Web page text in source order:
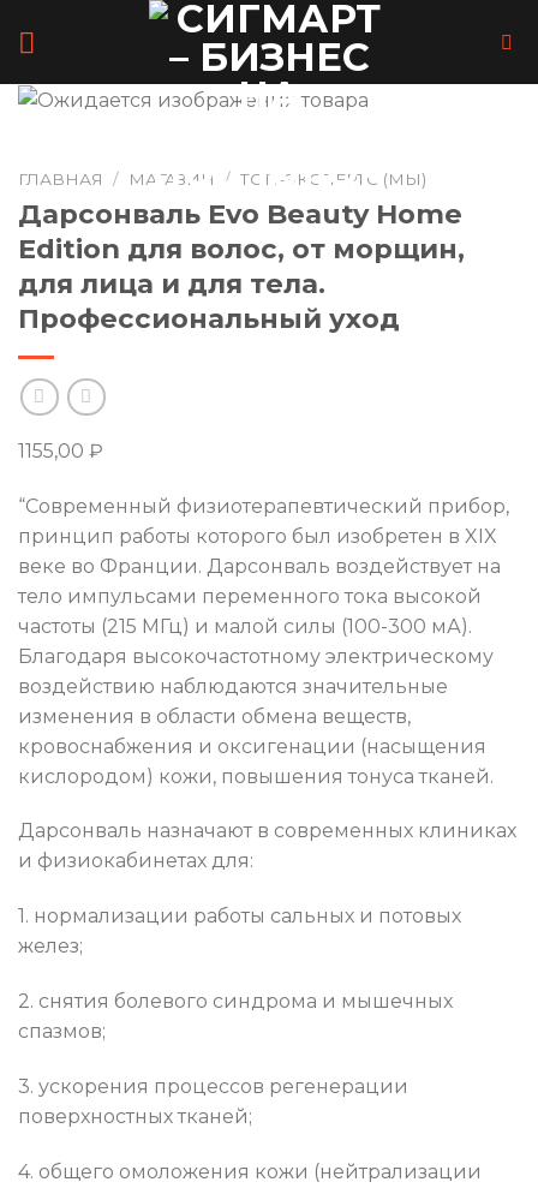
ГЛАВНАЯ / МАГАЗИН / ТОП-ЭКСПЕРТС (МЫ)
Дарсонваль Evo Beauty Home
Edition для волос, от морщин,
для лица и для тела.
Профессиональный уход
1155,00 ₽
“Современный физиотерапевтический прибор,
принцип работы которого был изобретен в XIX
веке во Франции. Дарсонваль воздействует на
тело импульсами переменного тока высокой
частоты (215 МГц) и малой силы (100-300 мА).
Благодаря высокочастотному электрическому
воздействию наблюдаются значительные
изменения в области обмена веществ,
кровоснабжения и оксигенации (насыщения
кислородом) кожи, повышения тонуса тканей.
Дарсонваль назначают в современных клиниках
и физиокабинетах для:
1. нормализации работы сальных и потовых
желез;
2. снятия болевого синдрома и мышечных
спазмов;
3. ускорения процессов регенерации
поверхностных тканей;
4. общего омоложения кожи (нейтрализации